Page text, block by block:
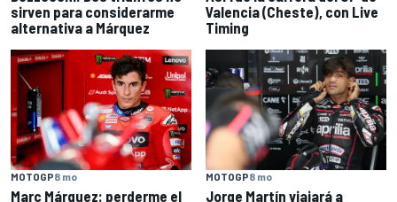
sirven para considerarme
alternativa a Márquez
Valencia (Cheste), con Live
Timing
MOTOGP8 mo
Marc Márquez: perderme el
MOTOGP8 mo
Jorge Martín viajará a